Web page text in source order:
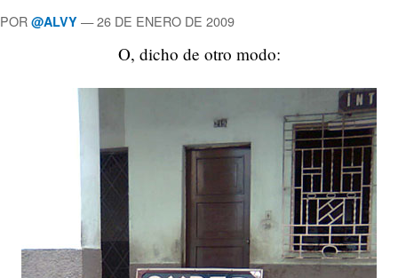
POR @ALVY —26 DE ENERO DE 2009
O, dicho de otro modo: